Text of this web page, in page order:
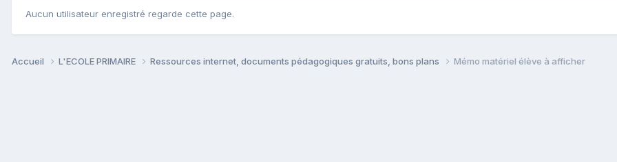
Aucun utilisateur enregistré regarde cette page.
Accueil L'ECOLE PRIMAIRE Ressources internet, documents pédagogiques gratuits, bons plans Mémo matériel élève à afficher